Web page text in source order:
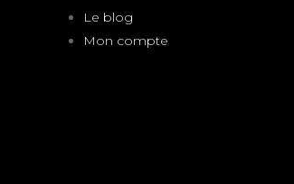
Le blog
Mon compte